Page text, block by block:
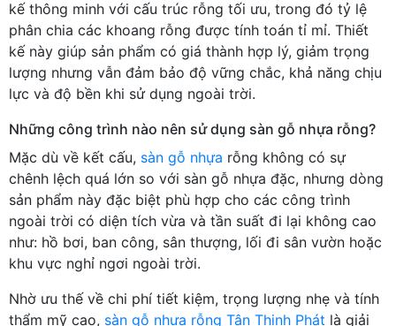
kế thông minh với cấu trúc rỗng tối ưu, trong đó tỷ lệ
phân chia các khoang rỗng được tính toán tỉ mỉ. Thiết
kế này giúp sản phẩm có giá thành hợp lý, giảm trọng
lượng nhưng vẫn đảm bảo độ vững chắc, khả năng chịu
lực và độ bền khi sử dụng ngoài trời.
Những công trình nào nên sử dụng sàn gỗ nhựa rỗng?
Mặc dù về kết cấu, sàn gỗ nhựa rỗng không có sự
chênh lệch quá lớn so với sàn gỗ nhựa đặc, nhưng dòng
sản phẩm này đặc biệt phù hợp cho các công trình
ngoài trời có diện tích vừa và tần suất đi lại không cao
như: hồ bơi, ban công, sân thượng, lối đi sân vườn hoặc
khu vực nghỉ ngơi ngoài trời.
Nhờ ưu thế về chi phí tiết kiệm, trọng lượng nhẹ và tính
thẩm mỹ cao, sàn gỗ nhựa rỗng Tân Thịnh Phát là giải